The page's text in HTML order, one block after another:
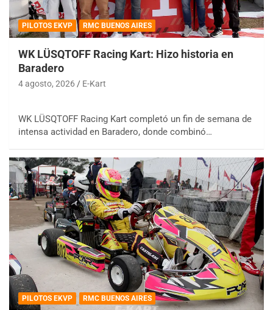
PILOTOS EKVP RMC BUENOS AIRES
WK LÜSQTOFF Racing Kart: Hizo historia en
Baradero
4 agosto, 2026 E-Kart
WK LÜSQTOFF Racing Kart completó un fin de semana de
intensa actividad en Baradero, donde combinó…
PILOTOS EKVP RMC BUENOS AIRES